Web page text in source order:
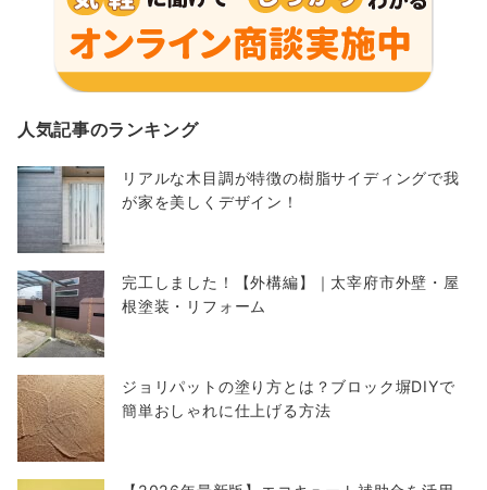
人気記事のランキング
リアルな木目調が特徴の樹脂サイディングで我
が家を美しくデザイン！
完工しました！【外構編】｜太宰府市外壁・屋
根塗装・リフォーム
ジョリパットの塗り方とは？ブロック塀DIYで
簡単おしゃれに仕上げる方法